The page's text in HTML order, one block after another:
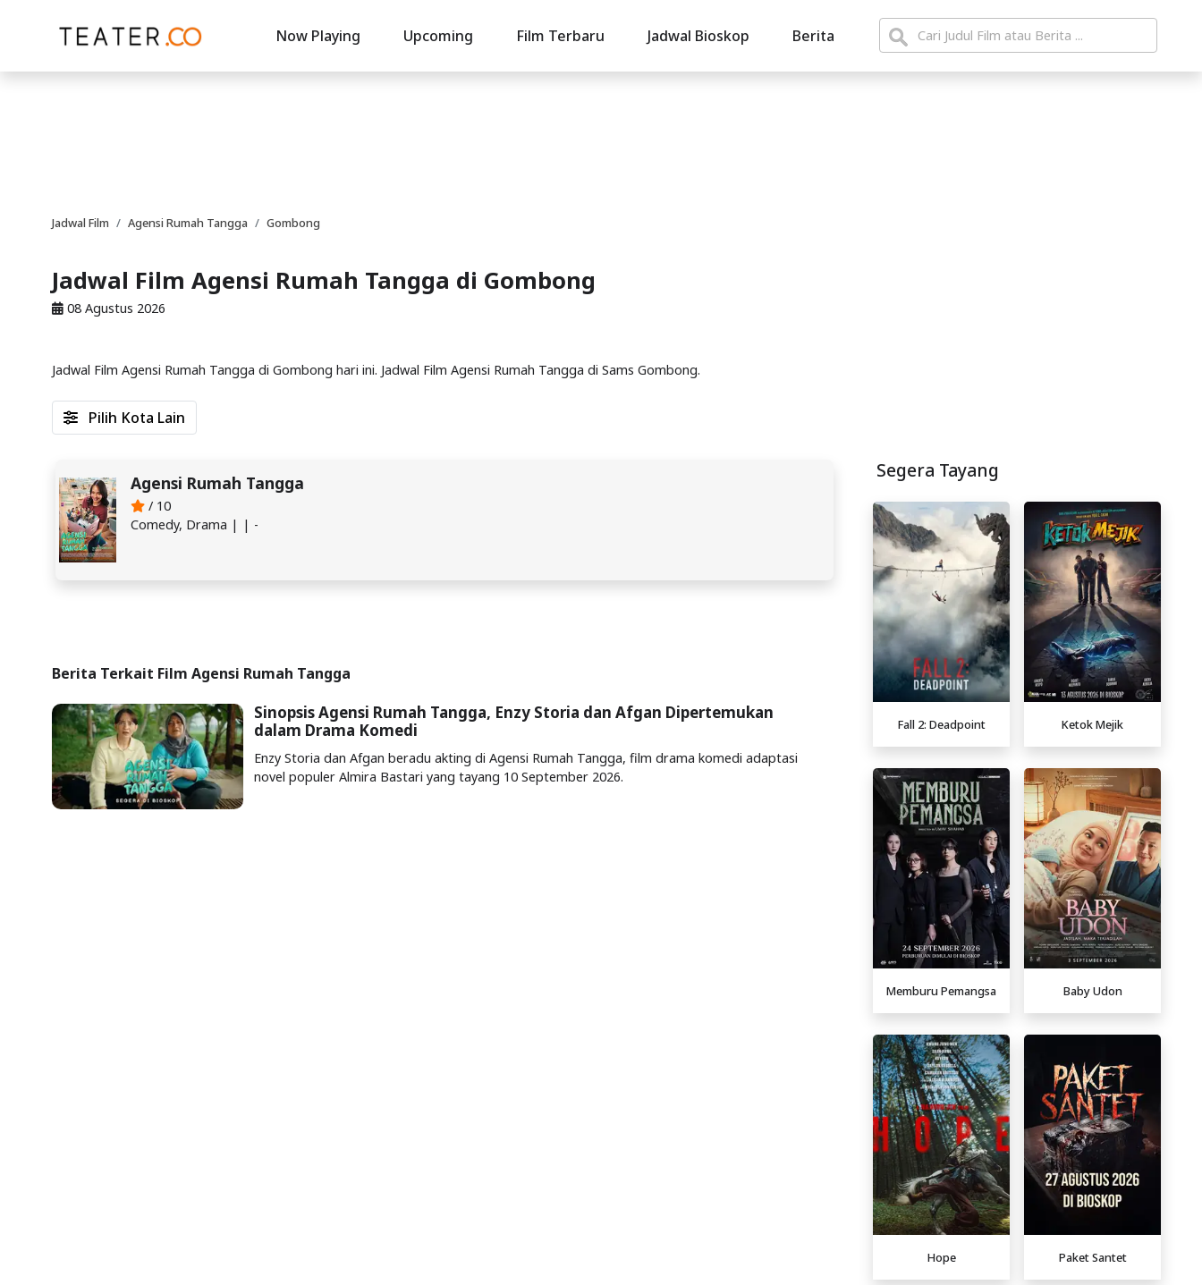
Now Playing Upcoming Film Terbaru Jadwal Bioskop Berita
Jadwal Film Agensi Rumah Tangga Gombong
Jadwal Film Agensi Rumah Tangga di Gombong
08 Agustus 2026
Jadwal Film Agensi Rumah Tangga di Gombong hari ini. Jadwal Film Agensi Rumah Tangga di Sams Gombong.
Agensi Rumah Tangga
/ 10
Comedy, Drama | | -
Pilih Kota Lain
Berita Terkait Film Agensi Rumah Tangga
Sinopsis Agensi Rumah Tangga, Enzy Storia dan Afgan Dipertemukan
dalam Drama Komedi
Enzy Storia dan Afgan beradu akting di Agensi Rumah Tangga, film drama komedi adaptasi
novel populer Almira Bastari yang tayang 10 September 2026.
Segera Tayang
Fall 2: Deadpoint Ketok Mejik
Memburu Pemangsa Baby Udon
Hope Paket Santet